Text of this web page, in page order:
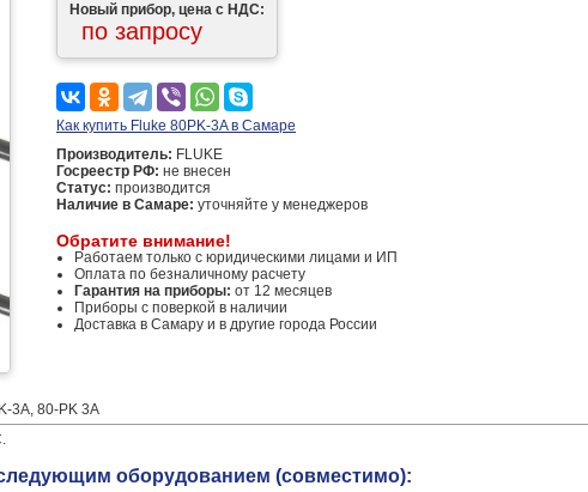
Новый прибор, цена с НДС:
по запросу
Как купить Fluke 80PK-3A в Самаре
Производитель: FLUKE
Госреестр РФ: не внесен
Статус: производится
Наличие в Самаре: уточняйте у менеджеров
Обратите внимание!
Работаем только с юридическими лицами и ИП
Оплата по безналичному расчету
Гарантия на приборы: от 12 месяцев
Приборы с поверкой в наличии
Доставка в Самару и в другие города России
3A, 80-PK 3A
оборудованием (совместимо):